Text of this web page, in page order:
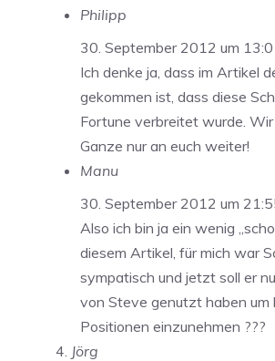
Philipp
30. September 2012 um
Ich denke ja, dass im Artikel
gekommen ist, dass diese
Fortune verbreitet wurde.
Ganze nur an euch weiter!
Manu
30. September 2012 um
Also ich bin ja ein wenig
diesem Artikel, für mich war
sympatisch und jetzt soll er
von Steve genutzt haben um
Positionen einzunehmen ???
Jörg